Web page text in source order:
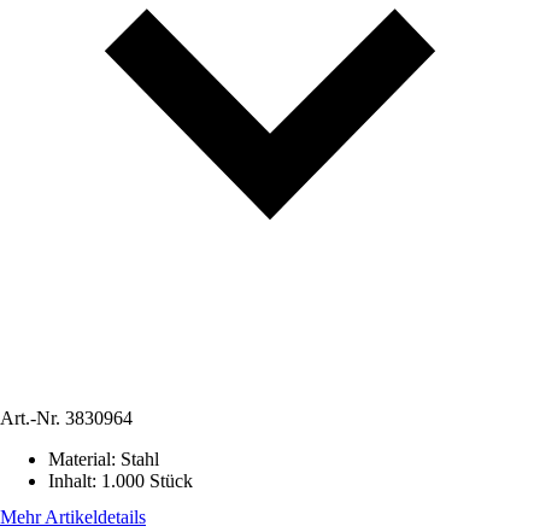
Art.-Nr. 3830964
Material: Stahl
Inhalt: 1.000 Stück
Mehr Artikeldetails